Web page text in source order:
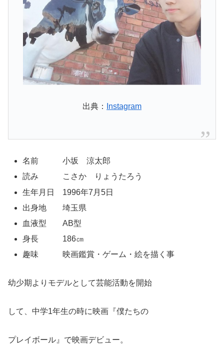
出典： Instagram
名前 小坂 涼太郎
読み こさか りょうたろう
生年月日 1996年7月5日
出身地 埼玉県
血液型 AB型
身長 186㎝
趣味 映画鑑賞・ゲーム・絵を描く事
幼少期よりモデルとして芸能活動を開始
して、中学1年生の時に映画『僕たちの
プレイボール』で映画デビュー。